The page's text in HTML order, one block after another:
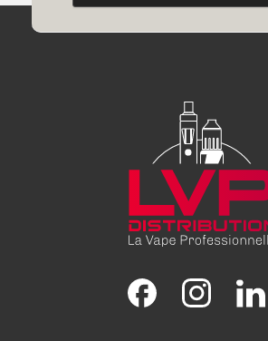
Facebook Instagram